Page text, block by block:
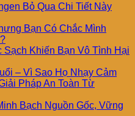
Bỏ Qua Chi Tiết Này
Bạn Có Chắc Mình
Khiến Bạn Vô Tình Hại
– Vì Sao Họ Nhạy Cảm
Pháp An Toàn Từ
Bạch Nguồn Gốc, Vững